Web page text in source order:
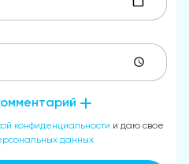
конфиденциальности и даю свое
данных